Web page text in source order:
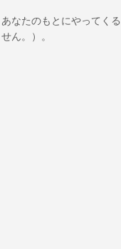
なたのもとにやってくる
ん。）。